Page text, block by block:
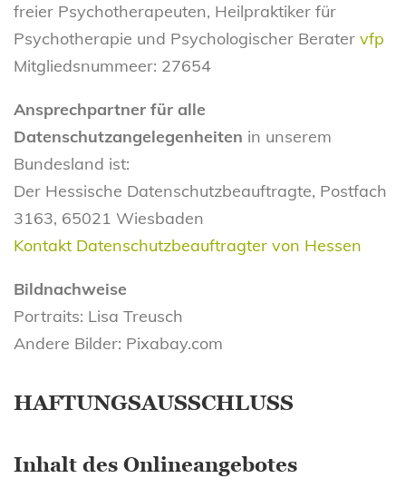
freier Psychotherapeuten, Heilpraktiker für
Psychotherapie und Psychologischer Berater vfp
Mitgliedsnummeer: 27654
Ansprechpartner für alle
Datenschutzangelegenheiten in unserem
Bundesland ist:
Der Hessische Datenschutzbeauftragte, Postfach
3163, 65021 Wiesbaden
Kontakt Datenschutzbeauftragter von Hessen
Bildnachweise
Portraits: Lisa Treusch
Andere Bilder: Pixabay.com
HAFTUNGSAUSSCHLUSS
Inhalt des Onlineangebotes